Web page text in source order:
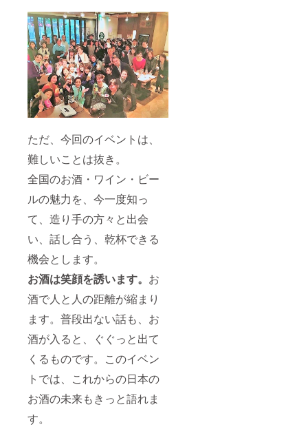
ただ、今回のイベントは、
難しいことは抜き。
全国のお酒・ワイン・ビー
ルの魅力を、今一度知っ
て、造り手の方々と出会
い、話し合う、乾杯できる
機会とします。
お酒は笑顔を誘います。 お
酒で人と人の距離が縮まり
ます。普段出ない話も、お
酒が入ると、ぐぐっと出て
くるものです。このイベン
トでは、これからの日本の
お酒の未来もきっと語れま
す。